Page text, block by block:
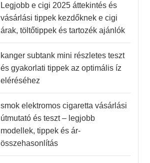
Legjobb e cigi 2025 áttekintés és
vásárlási tippek kezdőknek e cigi
árak, töltőtippek és tartozék ajánlók
kanger subtank mini részletes teszt
és gyakorlati tippek az optimális íz
eléréséhez
smok elektromos cigaretta vásárlási
útmutató és teszt – legjobb
modellek, tippek és ár-
összehasonlítás